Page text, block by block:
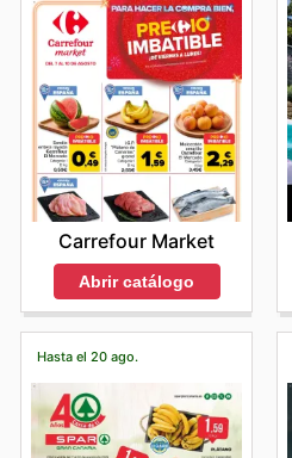
Carrefour Market
Abrir catálogo
Hasta el 20 ago.